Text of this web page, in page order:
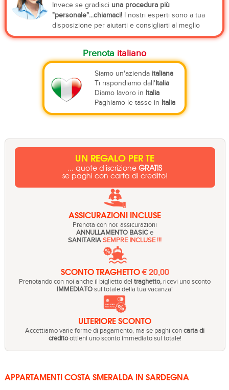
Invece se gradisci una procedura più
"personale"...chiamaci!I nostri esperti sono a tua
disposizione per aiutarti e consigliarti al meglio
Prenota italiano
Siamo un'azienda italiana
Ti rispondiamo dall'Italia
Diamo lavoro in Italia
Paghiamo le tasse in Italia
UN REGALO PER TE
... quote d'iscrizioneGRATIS
se paghi con carta di credito!
ASSICURAZIONI INCLUSE
Prenota con noi: assicurazioni
ANNULLAMENTO BASICe
SANITARIASEMPRE INCLUSE !!!
SCONTO TRAGHETTO€ 20,00
Prenotando con noi anche il biglietto deltraghetto, ricevi uno sconto
IMMEDIATOsul totale della tua vacanza!
ULTERIORE SCONTO
Accettiamo varie forme di pagamento, ma se paghi concarta di
creditoottieni uno sconto immediato sul totale!
APPARTAMENTI COSTA SMERALDA IN SARDEGNA